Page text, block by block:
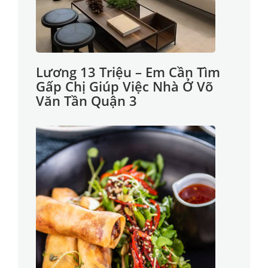
Lương 13 Triệu – Em Cần Tìm
Gấp Chị Giúp Việc Nhà Ở Võ
Văn Tần Quận 3